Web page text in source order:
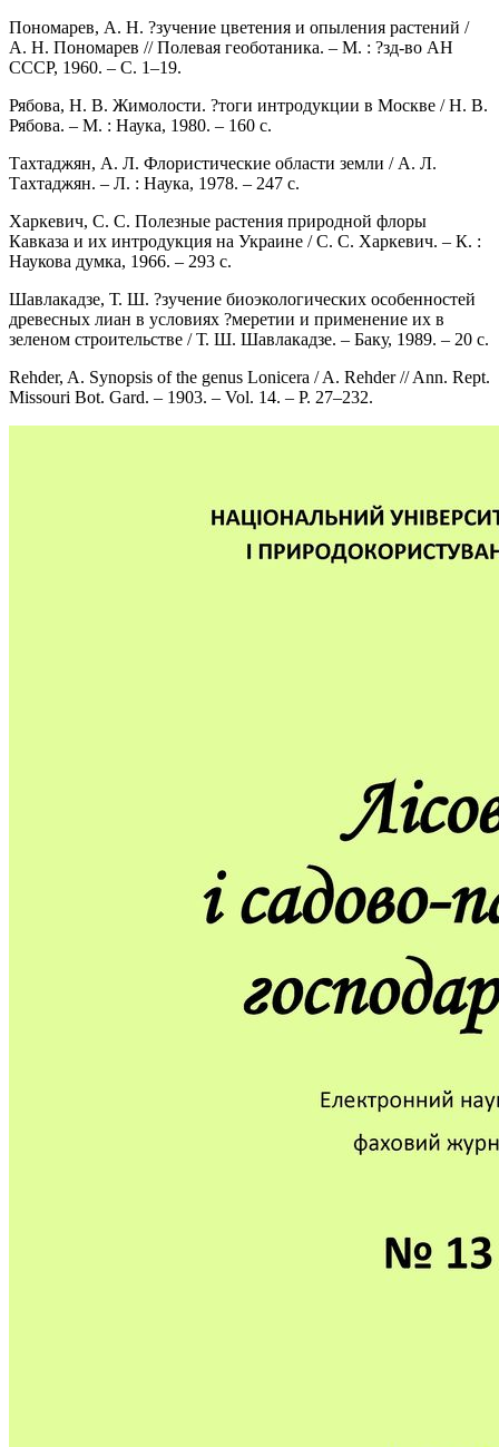
Пономарев, А. Н. ?зучение цветения и опыления растений /
А. Н. Пономарев // Полевая геоботаника. – М. : ?зд-во АН
СССР, 1960. – С. 1–19.
Рябова, Н. В. Жимолости. ?тоги интродукции в Москве / Н. В.
Рябова. – М. : Наука, 1980. – 160 с.
Тахтаджян, A. Л. Флористические области земли / A. Л.
Тахтаджян. – Л. : Наука, 1978. – 247 с.
Харкевич, С. С. Полезные растения природной флоры
Кавказа и их интродукция на Украине / С. С. Харкевич. – К. :
Наукова думка, 1966. – 293 с.
Шавлакадзе, Т. Ш. ?зучение биоэкологических особенностей
древесных лиан в условиях ?меретии и применение их в
зеленом строительстве / Т. Ш. Шавлакадзе. – Баку, 1989. – 20 с.
Rehder, A. Synopsis of the genus Lonicera / A. Rehder // Ann. Rept.
Missouri Bot. Gard. – 1903. – Vol. 14. – Р. 27–232.